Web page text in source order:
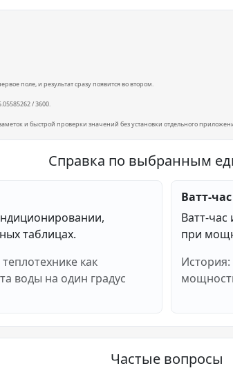
поле, и результат сразу появится во втором.
/ 3600.
и быстрой проверки значений без установки отдельного
Справка по выбранным
таблицах.
как
воды на один градус
Ватт-
Ватт-
при
История:
Частые вопросы